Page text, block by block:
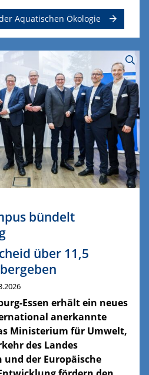
Aquatischen Ökologie
bündelt
über 11,5
Essen erhält ein neues
anerkannte
Ministerium für Umwelt,
des Landes
der Europäische